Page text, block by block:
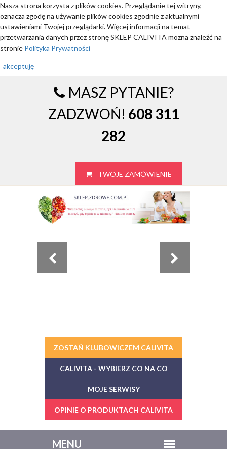
Nasza strona korzysta z plików cookies. Przeglądanie tej witryny,
oznacza zgodę na używanie plików cookies zgodnie z aktualnymi
ustawieniami Twojej przeglądarki. Więcej informacji na temat
przetwarzania danych przez stronę SKLEP CALIVITA mozna znaleźć na
stronie Polityka Prywatności
akceptuję
MASZ PYTANIE?
ZADZWOŃ! 608 311
282
TWOJE ZAMÓWIENIE
ZOSTAŃ KLUBOWICZEM CALIVITA
CALIVITA - WYBIERZ CO NA CO
MOJE SERWISY
OPINIE O PRODUKTACH CALIVITA